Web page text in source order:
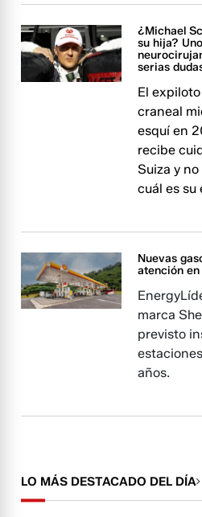
¿Michael
su hija?
serias
El
craneal
esquí en
recibe
Suiza y
cuál es su
Nuevas
atención en
marca
previsto
años.
LO MÁS DESTACADO DEL DÍA